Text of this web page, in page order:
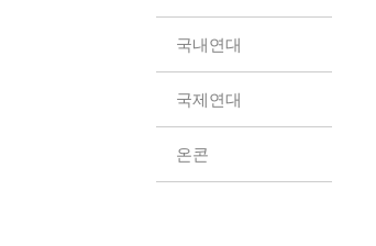
국내연대
국제연대
온콘